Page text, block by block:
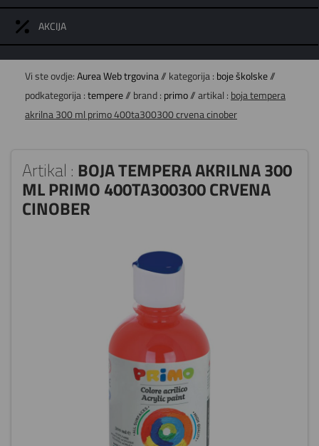
AKCIJA
Vi ste ovdje: Aurea Web trgovina// kategorija : boje školske//
podkategorija : tempere// brand : primo// artikal : boja tempera
akrilna 300 ml primo 400ta300300 crvena cinober
Artikal : BOJA TEMPERA AKRILNA 300
ML PRIMO 400TA300300 CRVENA
CINOBER